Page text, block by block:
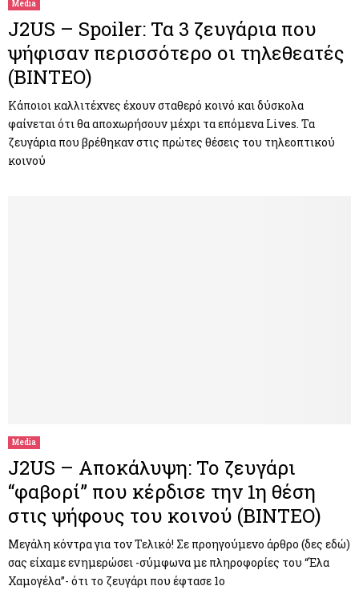
Media
J2US – Spoiler: Τα 3 ζευγάρια που
ψήφισαν περισσότερο οι τηλεθεατές
(ΒΙΝΤΕΟ)
Κάποιοι καλλιτέχνες έχουν σταθερό κοινό και δύσκολα
φαίνεται ότι θα αποχωρήσουν μέχρι τα επόμενα Lives. Τα
ζευγάρια που βρέθηκαν στις πρώτες θέσεις του τηλεοπτικού
κοινού
Media
J2US – Αποκάλυψη: Το ζευγάρι
“φαβορί” που κέρδισε την 1η θέση
στις ψήφους του κοινού (BINTEO)
Μεγάλη κόντρα για τον Τελικό! Σε προηγούμενο άρθρο (δες εδώ)
σας είχαμε ενημερώσει -σύμφωνα με πληροφορίες του “Έλα
Χαμογέλα”- ότι το ζευγάρι που έφτασε 1ο